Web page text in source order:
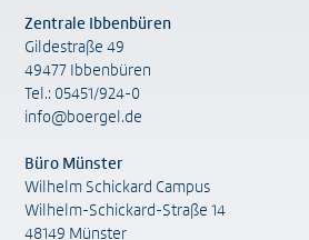
Zentrale Ibbenbüren
Gildestraße 49
49477 Ibbenbüren
Tel.: 05451/924-0
info@boergel.de
Büro Münster
Wilhelm Schickard Campus
Wilhelm-Schickard-Straße 14
48149 Münster